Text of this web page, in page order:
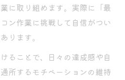
に取り組めます。実際に「最
ン作業に挑戦して自信がつい
ります。
ることで、日々の達成感や自
所するモチベーションの維持